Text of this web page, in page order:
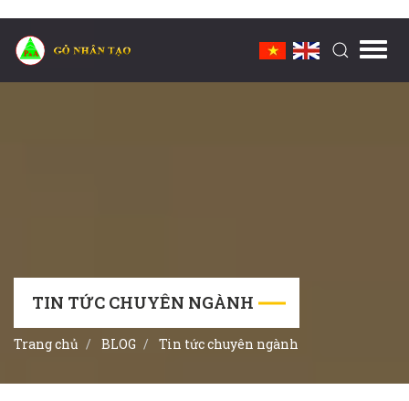
TIN TỨC CHUYÊN NGÀNH
Trang chủ BLOG Tin tức chuyên ngành